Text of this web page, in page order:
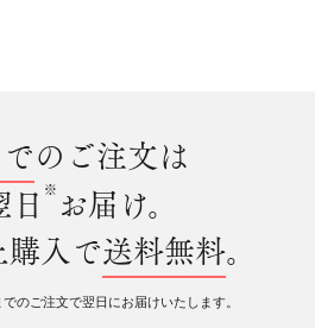
のご注文は
※ お届け。
入で送料無料。
のご注文で翌日にお届けいたします。